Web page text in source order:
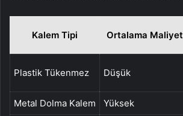
Kalem Tipi Ortalama Maliyet
Plastik Tükenmez Düşük
Metal Dolma Kalem Yüksek